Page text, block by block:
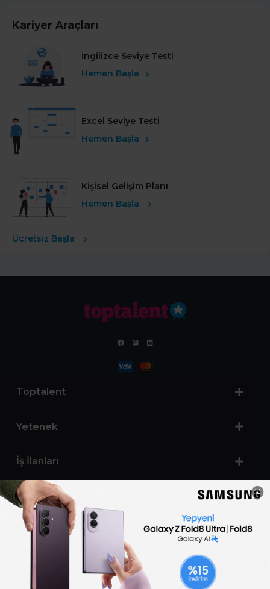
Kariyer Araçları
İngilizce Seviye Testi
Hemen Başla
Excel Seviye Testi
Hemen Başla
Kişisel Gelişim Planı
Hemen Başla
Ücretsiz Başla
Toptalent
Yetenek
İş İlanları
Sertifika Programları
Yetenek Testleri